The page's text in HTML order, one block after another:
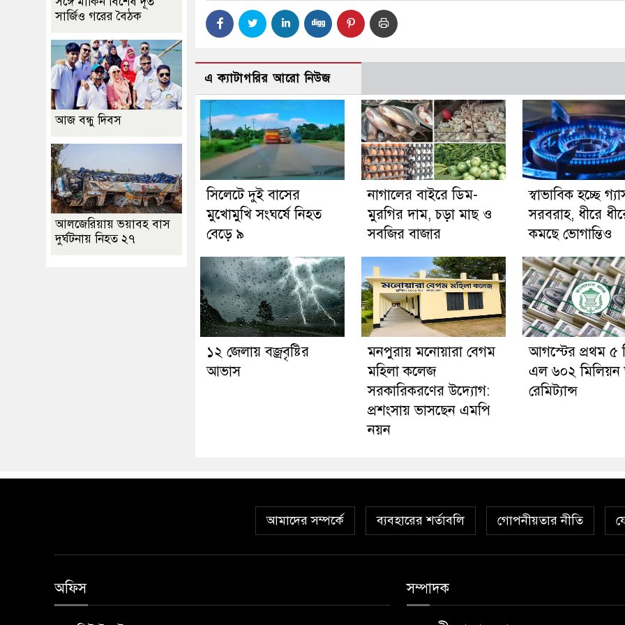
এ ক্যাটাগরির আরো নিউজ
সিলেটে দুই বাসের
মুখোমুখি সংঘর্ষে নিহত
বেড়ে ৯
নাগালের বাইরে ডিম-
মুরগির দাম, চড়া মাছ ও
সবজির বাজার
স্বাভাবিক হচ্ছে
সরবরাহ, ধীরে
কমছে ভোগান্তিও
১২ জেলায় বজ্রবৃষ্টির
আভাস
মনপুরায় মনোয়ারা বেগম
মহিলা কলেজ
সরকারিকরণের উদ্যোগ:
প্রশংসায় ভাসছেন এমপি
নয়ন
আগস্টের প্রথম ৫
এল ৬০২ মিলিয়ন
রেমিট্যান্স
সার্জিও গরের বৈঠক
আজ বন্ধু দিবস
আলজেরিয়ায় ভয়াবহ বাস
দুর্ঘটনায় নিহত ২৭
আমাদের সম্পর্কে ব্যবহারের শর্তাবলি গোপনীয়তার নীতি
অফিস সম্পাদক